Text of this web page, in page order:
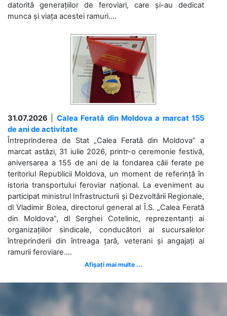
datorită generațiilor de feroviari, care și-au dedicat
munca și viața acestei ramuri....
31.07.2026
Calea Ferată din Moldova a marcat 155
de ani de activitate
Întreprinderea de Stat „Calea Ferată din Moldova” a
marcat astăzi, 31 iulie 2026, printr-o ceremonie festivă,
aniversarea a 155 de ani de la fondarea căii ferate pe
teritoriul Republicii Moldova, un moment de referință în
istoria transportului feroviar național. La eveniment au
participat ministrul Infrastructurii și Dezvoltării Regionale,
dl Vladimir Bolea, directorul general al Î.S. „Calea Ferată
din Moldova”, dl Serghei Cotelinic, reprezentanți ai
organizațiilor sindicale, conducători ai sucursalelor
întreprinderii din întreaga țară, veterani și angajați ai
ramurii feroviare....
Afișați mai multe ...